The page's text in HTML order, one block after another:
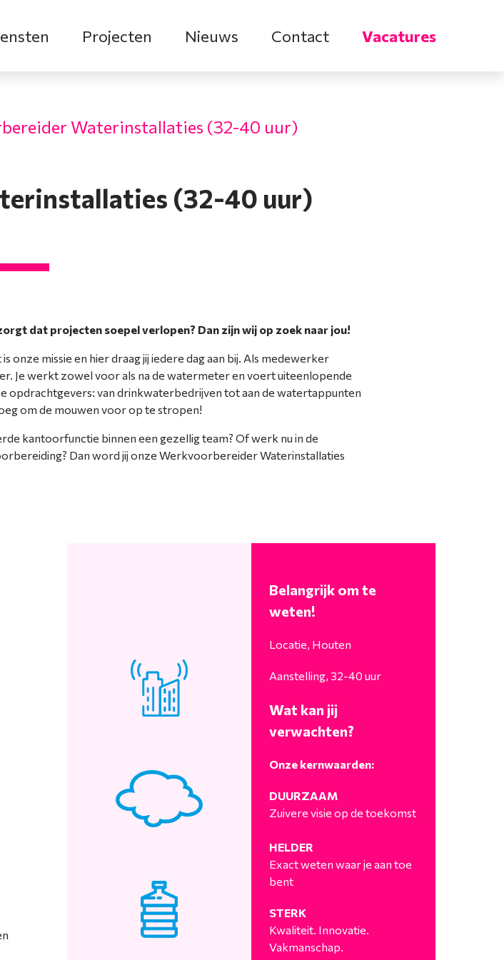
Projecten Nieuws Contact Vacatures
Waterinstallaties (32-40 uur)
(32-40 uur)
dat projecten soepel verlopen? Dan zijn wij op zoek naar jou!
onze missie en hier draag jij iedere dag aan bij. Als medewerker
Je werkt zowel voor als na de watermeter en voert uiteenlopende
opdrachtgevers: van drinkwaterbedrijven tot aan de watertappunten
om de mouwen voor op te stropen!
kantoorfunctie binnen een gezellig team? Of werk nu in de
Dan word jij onze Werkvoorbereider Waterinstallaties
Belangrijk om te
weten!
Locatie, Houten
Aanstelling, 32-40 uur
Wat kan jij
verwachten?
Onze kernwaarden:
DUURZAAM
Zuivere visie op de toekomst
HELDER
Exact weten waar je aan toe
bent
STERK
Kwaliteit. Innovatie.
Vakmanschap.